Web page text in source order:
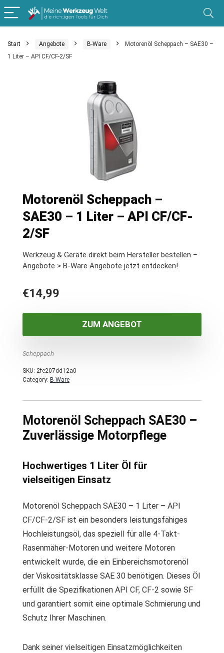
Start Angebote B-Ware
Motorenöl Scheppach – SAE30 –
1 Liter – API CF/CF-2/SF
Motorenöl Scheppach –
SAE30 – 1 Liter – API CF/CF-
2/SF
Werkzeug & Geräte direkt beim Hersteller bestellen –
Angebote > B-Ware Angebote jetzt entdecken!
€14,99
ZUM ANGEBOT
Scheppach
SKU: 2fe207dd12a0
Category: B-Ware
Motorenöl Scheppach SAE30 –
Zuverlässige Motorpflege
Hochwertiges 1 Liter Öl für
vielseitigen Einsatz
Motorenöl Scheppach SAE30 – 1 Liter – API
CF/CF-2/SF ist ein besonders leistungsfähiges
Hochleistungsöl, das speziell für alle 4-Takt-
Rasenmäher-Motoren und weitere Motoren
entwickelt wurde, die ein Einbereichsmotorenöl
der Viskositätsklasse SAE 30 benötigen. Dieses Öl
erfüllt die Spezifikationen API CF, CF-2 sowie SF
und garantiert somit eine optimale Schmierung und
Schutz Ihrer Maschinen.
Dank seiner vielseitigen Einsatzmöglichkeiten